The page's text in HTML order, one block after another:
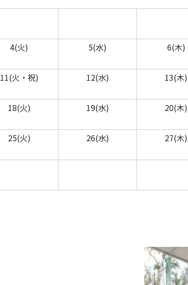
4(火) 5(水) 6(木)
11(火・祝) 12(水) 13(木)
18(火) 19(水) 20(木)
25(火) 26(水) 27(木)